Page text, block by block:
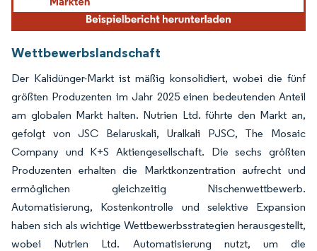
Wettbewerbslandschaft
Der Kalidünger-Markt ist mäßig konsolidiert, wobei die fünf
größten Produzenten im Jahr 2025 einen bedeutenden Anteil
am globalen Markt halten. Nutrien Ltd. führte den Markt an,
gefolgt von JSC Belaruskali, Uralkali PJSC, The Mosaic
Company und K+S Aktiengesellschaft. Die sechs größten
Produzenten erhalten die Marktkonzentration aufrecht und
ermöglichen gleichzeitig Nischenwettbewerb.
Automatisierung, Kostenkontrolle und selektive Expansion
haben sich als wichtige Wettbewerbsstrategien herausgestellt,
wobei Nutrien Ltd. Automatisierung nutzt, um die